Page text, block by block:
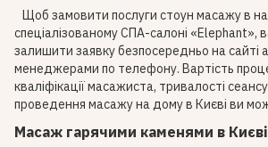
Щоб замовити послуги стоун масажу в
спеціалізованому СПА-салоні «Elephant»,
залишити заявку безпосередньо на сайті
менеджерами по телефону. Вартість
кваліфікації масажиста, тривалості
проведення масажу на дому в Києві ви
Масаж гарячими каменями в Києві